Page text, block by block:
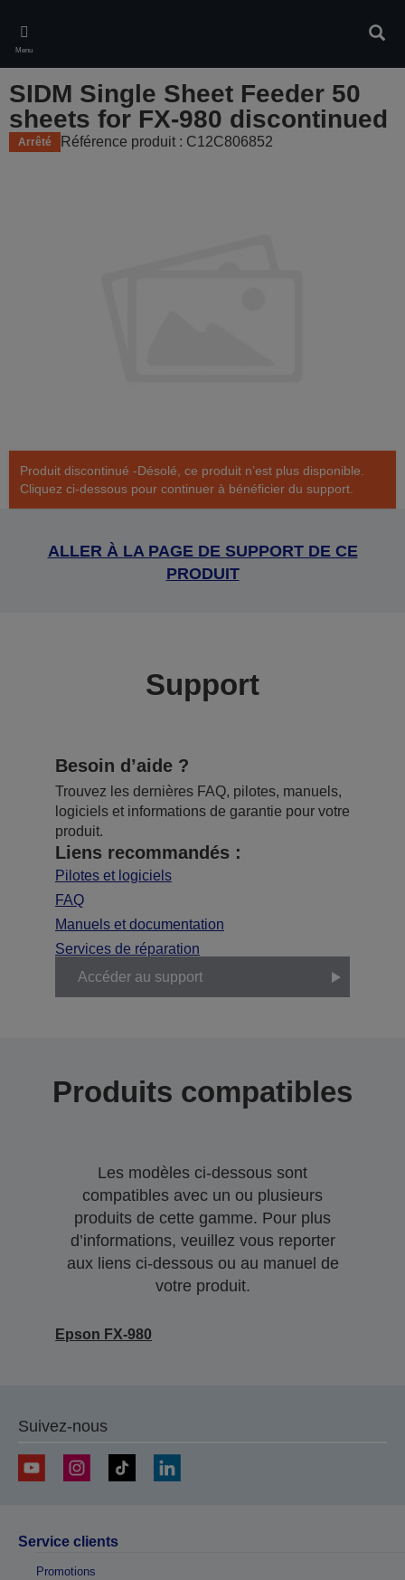
main
content
Menu
SIDM Single Sheet Feeder 50
sheets for FX-980 discontinued
Arrêté Référence produit : C12C806852
Produit discontinué -Désolé, ce produit n’est plus disponible.
Cliquez ci-dessous pour continuer à bénéficier du support.
ALLER À LA PAGE DE SUPPORT DE CE
PRODUIT
Support
Besoin d’aide ?
Trouvez les dernières FAQ, pilotes, manuels,
logiciels et informations de garantie pour votre
produit.
Liens recommandés :
Pilotes et logiciels
FAQ
Manuels et documentation
Services de réparation
Accéder au support
Produits compatibles
Les modèles ci-dessous sont
compatibles avec un ou plusieurs
produits de cette gamme. Pour plus
d’informations, veuillez vous reporter
aux liens ci-dessous ou au manuel de
votre produit.
Epson FX-980
Suivez-nous
Service clients
Promotions